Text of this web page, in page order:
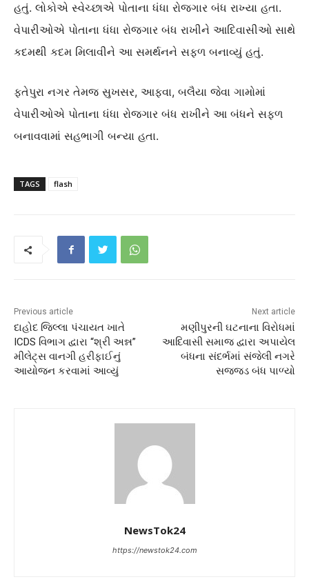
હતું. લોકોએ સ્વેચ્છાએ પોતાના ધંધા રોજગાર બંધ રાખ્યા હતા.
વેપારીઓએ પોતાના ધંધા રોજગાર બંધ રાખીને આદિવાસીઓ સાથે
કદમથી કદમ મિલાવીને આ સમર્થનને સફળ બનાવ્યું હતું.
ફતેપુરા નગર તેમજ સુખસર, આફવા, બલૈયા જેવા ગામોમાં
વેપારીઓએ પોતાના ધંધા રોજગાર બંધ રાખીને આ બંધને સફળ
બનાવવામાં સહભાગી બન્યા હતા.
TAGS flash
Previous article
દાહોદ જિલ્લા પંચાયત ખાતે
ICDS વિભાગ દ્વારા “શ્રી અન્ન”
મીલેટ્સ વાનગી હરીફાઈનું
આયોજન કરવામાં આવ્યું
Next article
મણીપુરની ઘટનાના વિરોધમાં
આદિવાસી સમાજ દ્વારા અપાયેલ
બંધના સંદર્ભમાં સંજેલી નગરે
સજ્જડ બંધ પાળ્યો
NewsTok24
https://newstok24.com